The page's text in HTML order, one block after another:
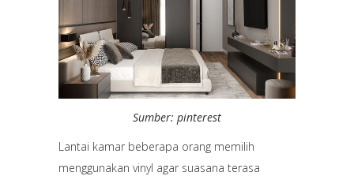
Sumber: pinterest
Lantai kamar beberapa orang memilih
menggunakan vinyl agar suasana terasa